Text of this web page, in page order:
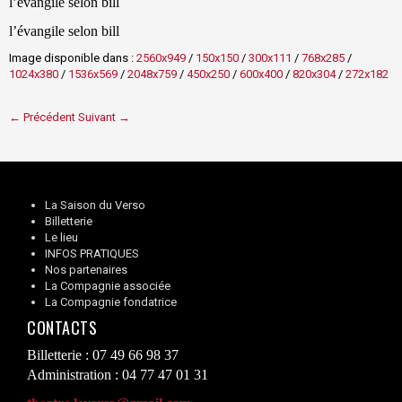
l’évangile selon bill
Image disponible dans : 2560x949 / 150x150 / 300x111 / 768x285 /
1024x380 / 1536x569 / 2048x759 / 450x250 / 600x400 / 820x304/ 272x182
← Précédent Suivant →
La Saison du Verso
Billetterie
Le lieu
INFOS PRATIQUES
Nos partenaires
La Compagnie associée
La Compagnie fondatrice
CONTACTS
Billetterie : 07 49 66 98 37
Administration : 04 77 47 01 31